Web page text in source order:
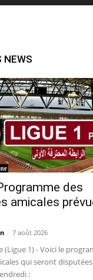
NEWS
des
amicales
- 7 août 2026
(Ligue 1) - Voici le
qui seront
: